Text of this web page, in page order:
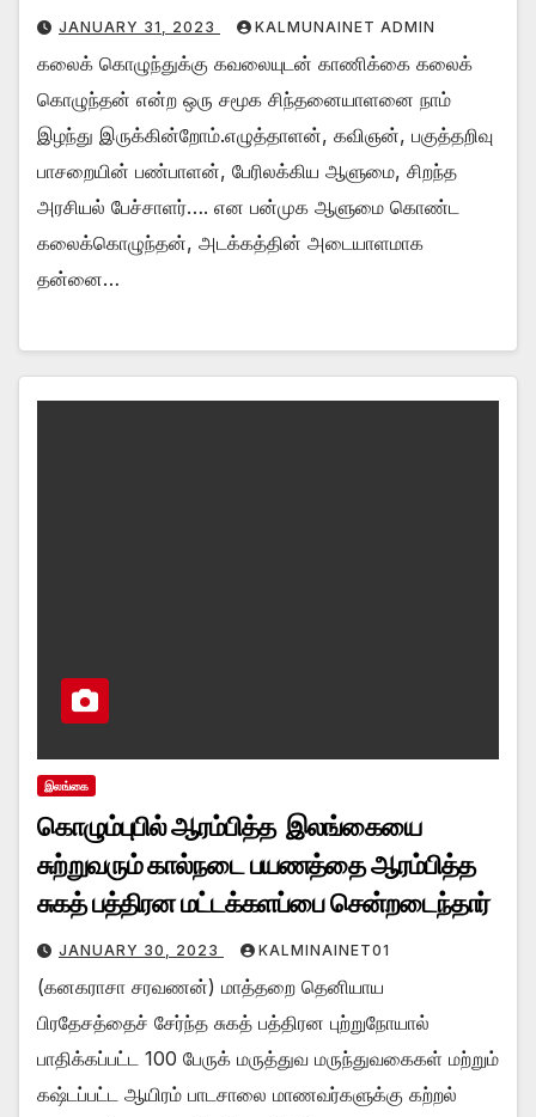
JANUARY 31, 2023 KALMUNAINET ADMIN
கலைக் கொழுந்துக்கு கவலையுடன் காணிக்கை கலைக்
கொழுந்தன் என்ற ஒரு சமூக சிந்தனையாளனை நாம்
இழந்து இருக்கின்றோம்.எழுத்தாளன், கவிஞன், பகுத்தறிவு
பாசறையின் பண்பாளன், பேரிலக்கிய ஆளுமை, சிறந்த
அரசியல் பேச்சாளர்…. என பன்முக ஆளுமை கொண்ட
கலைக்கொழுந்தன், அடக்கத்தின் அடையாளமாக
தன்னை…
இலங்கை
கொழும்புபில் ஆரம்பித்த இலங்கையை
சுற்றுவரும் கால்நடை பயணத்தை ஆரம்பித்த
சுகத் பத்திரன மட்டக்களப்பை சென்றடைந்தார்
JANUARY 30, 2023 KALMINAINET01
(கனகராசா சரவணன்) மாத்தறை தெனியாய
பிரதேசத்தைச் சேர்ந்த சுகத் பத்திரன புற்றுநோயால்
பாதிக்கப்பட்ட 100 பேருக் மருத்துவ மருந்துவகைகள் மற்றும்
கஷ்டப்பட்ட ஆயிரம் பாடசாலை மாணவர்களுக்கு கற்றல்